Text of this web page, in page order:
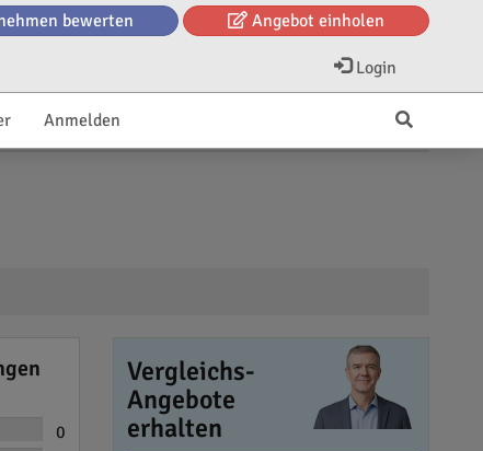
bewerten Angebot einholen
Login
Anmelden
0
Vergleichs-
Angebote
erhalten